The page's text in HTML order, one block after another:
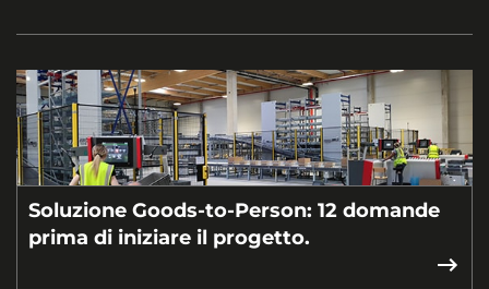
Soluzione Goods-to-Person: 12 domande
prima di iniziare il progetto.